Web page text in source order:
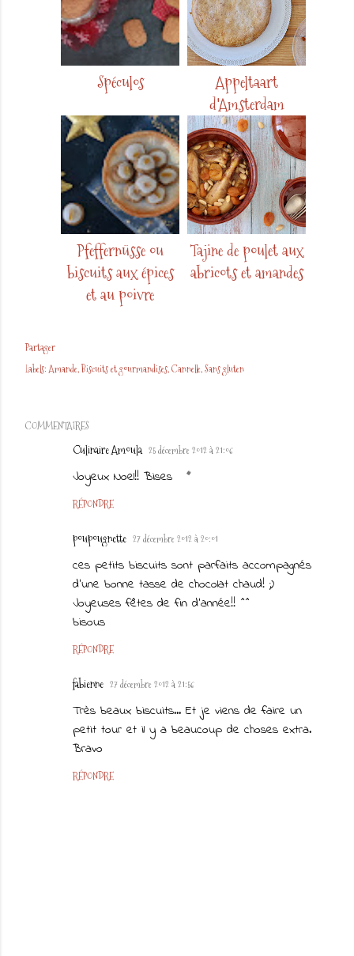
Spéculos
Appeltaart
d'Amsterdam
Pfeffernüsse ou
biscuits aux épices
et au poivre
Tajine de poulet aux
abricots et amandes
Partager
Labels: Amande Biscuits et gourmandises Cannelle Sans gluten
COMMENTAIRES
Culinaire Amoula 25 décembre 2012 à 21:06
Joyeux Noel!! Bises
RÉPONDRE
poupougnette 27 décembre 2012 à 20:01
ces petits biscuits sont parfaits accompagnés
d'une bonne tasse de chocolat chaud! ;)
Joyeuses fêtes de fin d'année!! ^^
bisous
RÉPONDRE
fabienne 27 décembre 2012 à 21:56
Très beaux biscuits... Et je viens de faire un
petit tour et il y a beaucoup de choses extra.
Bravo
RÉPONDRE